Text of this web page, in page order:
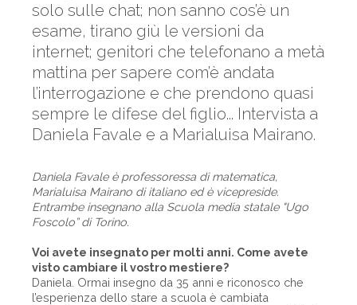
solo sulle chat; non sanno cos’è un
esame, tirano giù le versioni da
internet; genitori che telefonano a metà
mattina per sapere com’è andata
l’interrogazione e che prendono quasi
sempre le difese del figlio... Intervista a
Daniela Favale e a Marialuisa Mairano.
Daniela Favale è professoressa di matematica,
Marialuisa Mairano di italiano ed è vicepreside.
Entrambe insegnano alla Scuola media statale "Ugo
Foscolo” di Torino.
Voi avete insegnato per molti anni. Come avete
visto cambiare il vostro mestiere?
Daniela. Ormai insegno da 35 anni e riconosco che
l’esperienza dello stare a scuola è cambiata